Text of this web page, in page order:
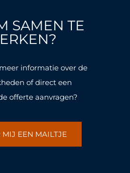
o
k
SAMEN TE
informatie over de
of direct een
offerte aanvragen?
MIJ EEN MAILTJE